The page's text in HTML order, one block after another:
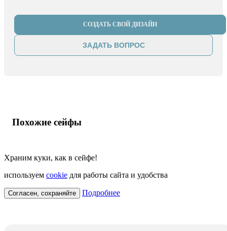
СОЗДАТЬ СВОЙ ДИЗАЙН
ЗАДАТЬ ВОПРОС
Похожие сейфы
Храним куки, как в сейфе!
используем cookie для работы сайта и удобства
Согласен, сохраняйте Подробнее